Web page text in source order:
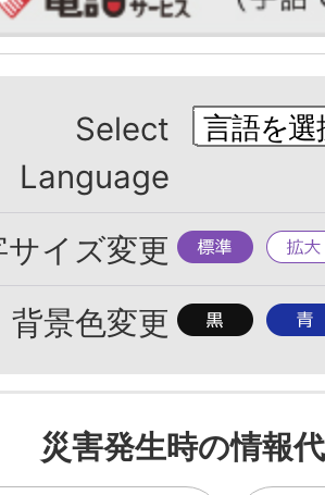
Select
Language
サイズ変更 標
準
拡
大
背景色変更 背
色
を
黒
背
色
を
青
災害発生時の情報